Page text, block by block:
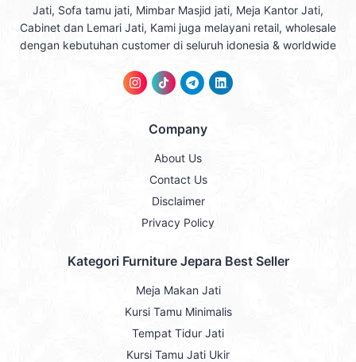
Jati, Sofa tamu jati, Mimbar Masjid jati, Meja Kantor Jati,
Cabinet dan Lemari Jati, Kami juga melayani retail, wholesale
dengan kebutuhan customer di seluruh idonesia & worldwide
Company
About Us
Contact Us
Disclaimer
Privacy Policy
Kategori Furniture Jepara Best Seller
Meja Makan Jati
Kursi Tamu Minimalis
Tempat Tidur Jati
Kursi Tamu Jati Ukir